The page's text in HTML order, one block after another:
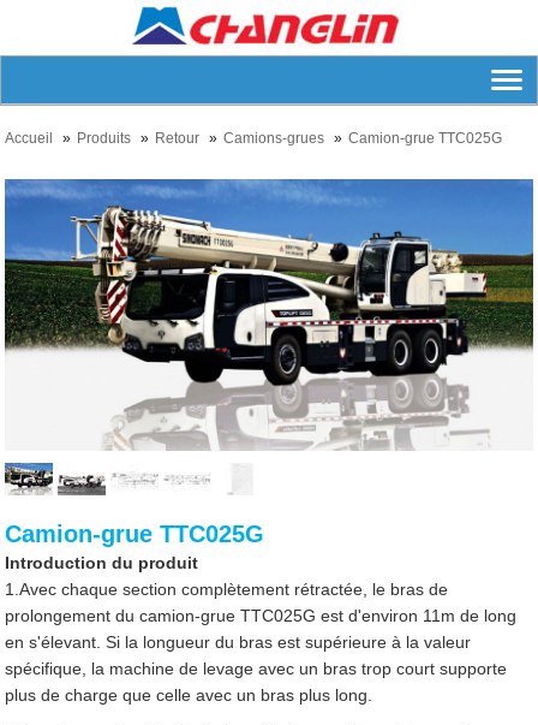
Accueil Produits Retour Camions-grues Camion-grue TTC025G
Camion-grue TTC025G
Introduction du produit
1.Avec chaque section complètement rétractée, le bras de
prolongement du camion-grue TTC025G est d'environ 11m de long
en s'élevant. Si la longueur du bras est supérieure à la valeur
spécifique, la machine de levage avec un bras trop court supporte
plus de charge que celle avec un bras plus long.